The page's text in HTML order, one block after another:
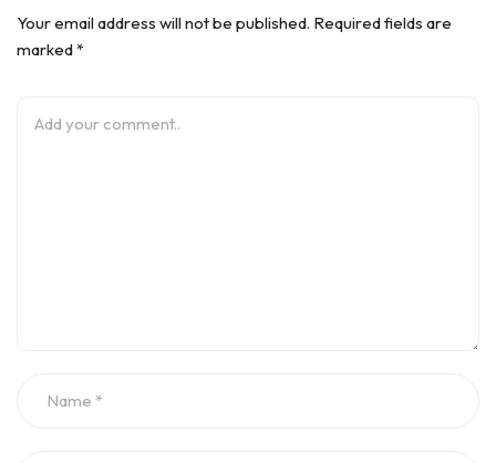
Your email address will not be published. Required fields are
marked *